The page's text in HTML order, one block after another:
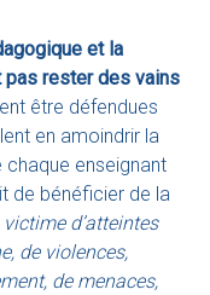
et la
rester des vains
être défendues
en amoindrir la
enseignant
de bénéficier de la
victime d’atteintes
de violences,
de menaces,